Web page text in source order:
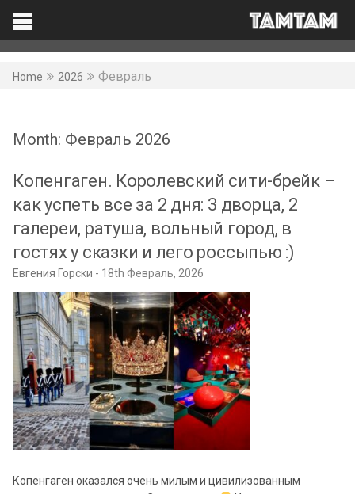
Facebook
Home 2026 Февраль
Month: Февраль 2026
Копенгаген. Королевский сити-брейк –
как успеть все за 2 дня: 3 дворца, 2
галереи, ратуша, вольный город, в
гостях у сказки и лего россыпью :)
Евгения Горски 18th Февраль, 2026
Копенгаген оказался очень милым и цивилизованным